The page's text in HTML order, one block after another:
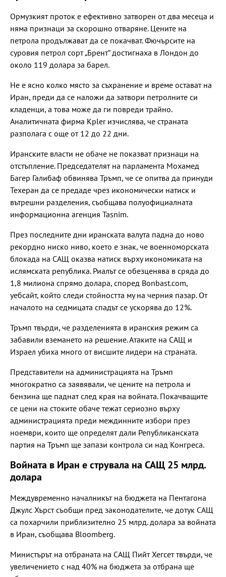
Ормузкият проток е ефективно затворен от два месеца и
няма признаци за скорошно отваряне. Цените на
петрола продължават да се покачват. Фючърсите на
суровия петрол сорт „Брент“ достигнаха в Лондон до
около 119 долара за барел.
Не е ясно колко място за съхранение и време остават на
Иран, преди да се наложи да затвори петролните си
кладенци, а това може да ги повреди трайно.
Аналитичната фирма Kpler изчислява, че страната
разполага с още от 12 до 22 дни.
Иранските власти не обаче не показват признаци на
отстъпление. Председателят на парламента Мохамед
Багер Галибаф обвинява Тръмп, че се опитва да принуди
Техеран да се предаде чрез икономически натиск и
вътрешни разделения, съобщава полуофициалната
информационна агенция Tasnim.
През последните дни иранската валута падна до ново
рекордно ниско ниво, което е знак, че военноморската
блокада на САЩ оказва натиск върху икономиката на
ислямската република. Риалът се обезценява в сряда до
1,8 милиона спрямо долара, според Bonbast.com,
уебсайт, който следи стойността му на черния пазар. От
началото на седмицата спадът се ускорява до 12%.
Тръмп твърди, че разделенията в иранския режим са
забавили вземането на решение. Атаките на САЩ и
Израел убиха много от висшите лидери на страната.
Представители на администрацията на Тръмп
многократно са заявявали, че цените на петрола и
бензина ще паднат след края на войната. Покачващите
се цени на стоките обаче тежат сериозно върху
администрацията преди междинните избори през
ноември, които ще определят дали Републиканската
партия на Тръмп ще запази контрола си над Конгреса.
Войната в Иран е струвала на САЩ 25 млрд.
долара
Междувременно началникът на бюджета на Пентагона
Джулс Хърст съобщи пред законодателите, че дотук САЩ
са похарчили приблизително 25 млрд. долара за войната
в Иран, съобщава Bloomberg.
Министърът на отбраната на САЩ Пийт Хегсет твърди, че
увеличението с над 40% на бюджета за отбрана ще